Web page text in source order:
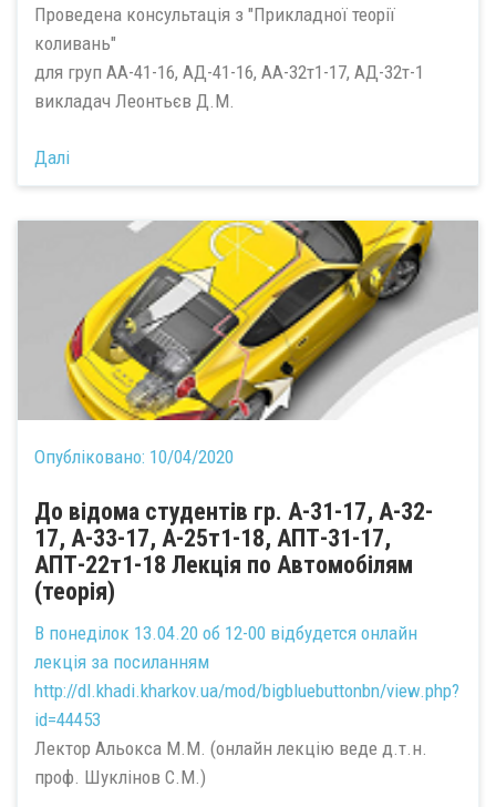
Проведена консультація з "Прикладної теорії
коливань"
для груп АА-41-16, АД-41-16, АА-32т1-17, АД-32т-1
викладач Леонтьєв Д.М.
Далі
Опубліковано: 10/04/2020
До відома студентів гр. А-31-17, А-32-
17, А-33-17, А-25т1-18, АПТ-31-17,
АПТ-22т1-18 Лекція по Автомобілям
(теорія)
В понеділок 13.04.20 об 12-00 відбудется онлайн
лекція за посиланням
http://dl.khadi.kharkov.ua/mod/bigbluebuttonbn/view.php?
id=44453
Лектор Альокса М.М. (онлайн лекцію веде д.т.н.
проф. Шуклінов С.М.)